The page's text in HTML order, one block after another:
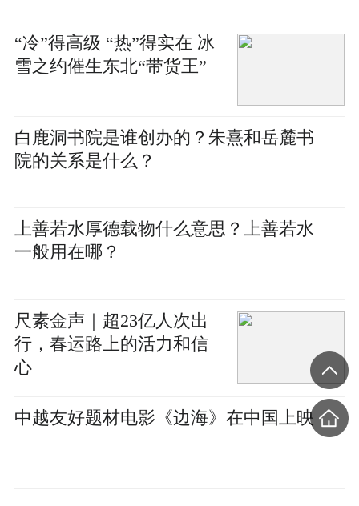
“冷”得高级 “热”得实在 冰
雪之约催生东北“带货王”
白鹿洞书院是谁创办的？朱熹和岳麓书
院的关系是什么？
上善若水厚德载物什么意思？上善若水
一般用在哪？
尺素金声｜超23亿人次出
行，春运路上的活力和信
心
中越友好题材电影《边海》在中国上映